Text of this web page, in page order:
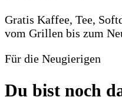
Gratis Kaffee, Tee,
vom Grillen bis zum
Für die Neugierigen
Du bist noch